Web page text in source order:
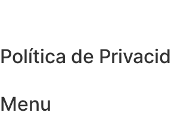
Política de
Menu